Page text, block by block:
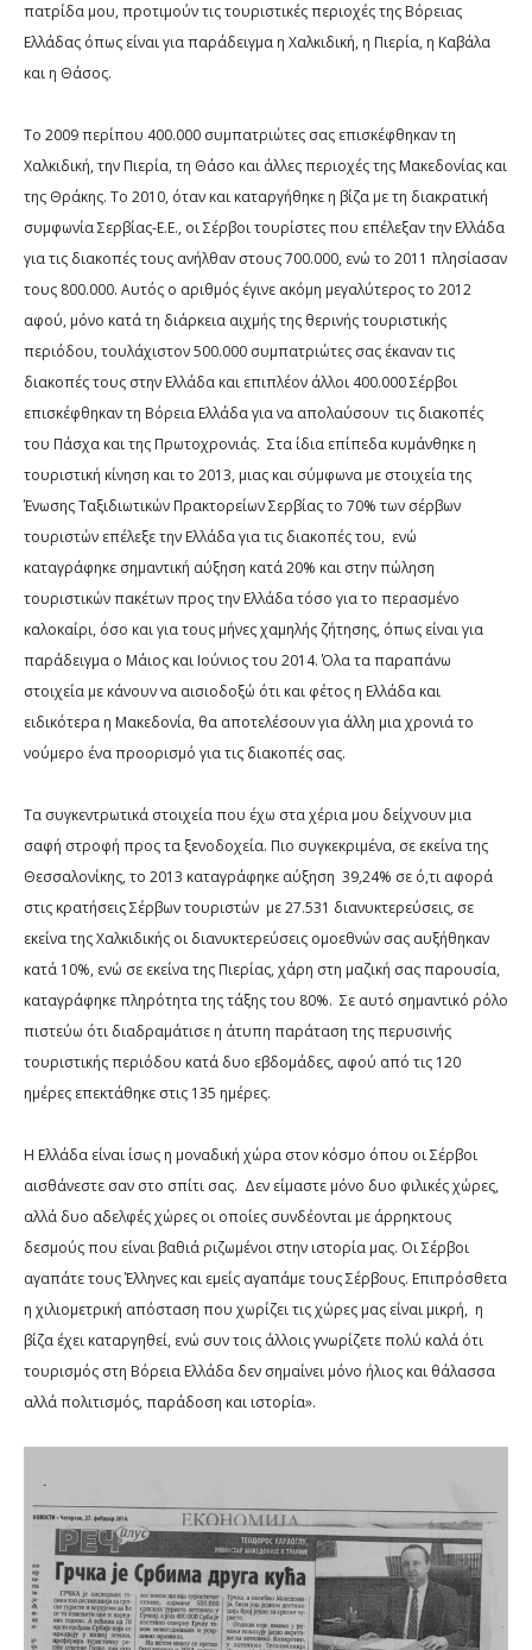
πατρίδα μου, προτιμούν τις τουριστικές περιοχές της Βόρειας
Ελλάδας όπως είναι για παράδειγμα η Χαλκιδική, η Πιερία, η Καβάλα
και η Θάσος.
Το 2009 περίπου 400.000 συμπατριώτες σας επισκέφθηκαν τη
Χαλκιδική, την Πιερία, τη Θάσο και άλλες περιοχές της Μακεδονίας και
της Θράκης. Το 2010, όταν και καταργήθηκε η βίζα με τη διακρατική
συμφωνία Σερβίας-Ε.Ε., οι Σέρβοι τουρίστες που επέλεξαν την Ελλάδα
για τις διακοπές τους ανήλθαν στους 700.000, ενώ το 2011 πλησίασαν
τους 800.000. Αυτός ο αριθμός έγινε ακόμη μεγαλύτερος το 2012
αφού, μόνο κατά τη διάρκεια αιχμής της θερινής τουριστικής
περιόδου, τουλάχιστον 500.000 συμπατριώτες σας έκαναν τις
διακοπές τους στην Ελλάδα και επιπλέον άλλοι 400.000 Σέρβοι
επισκέφθηκαν τη Βόρεια Ελλάδα για να απολαύσουν τις διακοπές
του Πάσχα και της Πρωτοχρονιάς. Στα ίδια επίπεδα κυμάνθηκε η
τουριστική κίνηση και το 2013, μιας και σύμφωνα με στοιχεία της
Ένωσης Ταξιδιωτικών Πρακτορείων Σερβίας το 70% των σέρβων
τουριστών επέλεξε την Ελλάδα για τις διακοπές του, ενώ
καταγράφηκε σημαντική αύξηση κατά 20% και στην πώληση
τουριστικών πακέτων προς την Ελλάδα τόσο για το περασμένο
καλοκαίρι, όσο και για τους μήνες χαμηλής ζήτησης, όπως είναι για
παράδειγμα ο Μάιος και Ιούνιος του 2014. Όλα τα παραπάνω
στοιχεία με κάνουν να αισιοδοξώ ότι και φέτος η Ελλάδα και
ειδικότερα η Μακεδονία, θα αποτελέσουν για άλλη μια χρονιά το
νούμερο ένα προορισμό για τις διακοπές σας.
Τα συγκεντρωτικά στοιχεία που έχω στα χέρια μου δείχνουν μια
σαφή στροφή προς τα ξενοδοχεία. Πιο συγκεκριμένα, σε εκείνα της
Θεσσαλονίκης, το 2013 καταγράφηκε αύξηση 39,24% σε ό,τι αφορά
στις κρατήσεις Σέρβων τουριστών με 27.531 διανυκτερεύσεις, σε
εκείνα της Χαλκιδικής οι διανυκτερεύσεις ομοεθνών σας αυξήθηκαν
κατά 10%, ενώ σε εκείνα της Πιερίας, χάρη στη μαζική σας παρουσία,
καταγράφηκε πληρότητα της τάξης του 80%. Σε αυτό σημαντικό ρόλο
πιστεύω ότι διαδραμάτισε η άτυπη παράταση της περυσινής
τουριστικής περιόδου κατά δυο εβδομάδες, αφού από τις 120
ημέρες επεκτάθηκε στις 135 ημέρες.
Η Ελλάδα είναι ίσως η μοναδική χώρα στον κόσμο όπου οι Σέρβοι
αισθάνεστε σαν στο σπίτι σας. Δεν είμαστε μόνο δυο φιλικές χώρες,
αλλά δυο αδελφές χώρες οι οποίες συνδέονται με άρρηκτους
δεσμούς που είναι βαθιά ριζωμένοι στην ιστορία μας. Οι Σέρβοι
αγαπάτε τους Έλληνες και εμείς αγαπάμε τους Σέρβους. Επιπρόσθετα
η χιλιομετρική απόσταση που χωρίζει τις χώρες μας είναι μικρή, η
βίζα έχει καταργηθεί, ενώ συν τοις άλλοις γνωρίζετε πολύ καλά ότι
τουρισμός στη Βόρεια Ελλάδα δεν σημαίνει μόνο ήλιος και θάλασσα
αλλά πολιτισμός, παράδοση και ιστορία».